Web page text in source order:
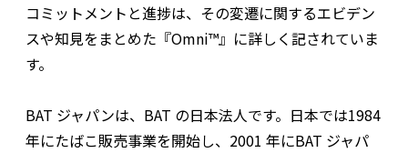
コミットメントと進捗は、その変遷に関するエビデン
スや知見をまとめた『Omni™』に詳しく記されていま
す。
BAT ジャパンは、BAT の日本法人です。日本では1984
年にたばこ販売事業を開始し、2001 年にBAT ジャパ